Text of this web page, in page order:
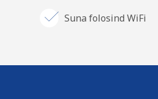
Suna folosind WiFi